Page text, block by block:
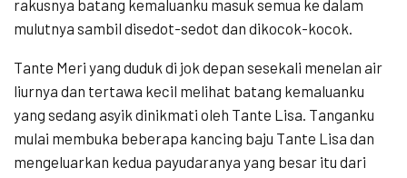
rakusnya batang kemaluanku masuk semua ke dalam
mulutnya sambil disedot-sedot dan dikocok-kocok.
Tante Meri yang duduk di jok depan sesekali menelan air
liurnya dan tertawa kecil melihat batang kemaluanku
yang sedang asyik dinikmati oleh Tante Lisa. Tanganku
mulai membuka beberapa kancing baju Tante Lisa dan
mengeluarkan kedua payudaranya yang besar itu dari